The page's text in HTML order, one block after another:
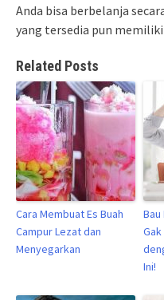
Anda bisa berbelanja
yang tersedia pun
Related Posts
Cara Membuat Es Buah
Campur Lezat dan
Menyegarkan
Bau
Gak
Ini!